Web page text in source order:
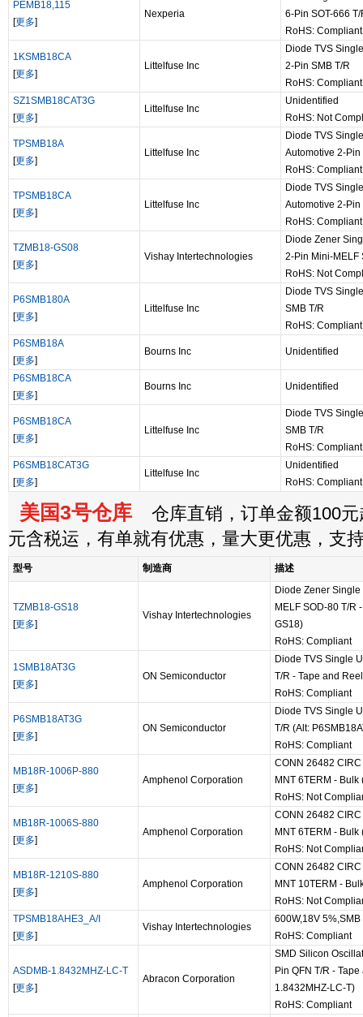
PEMB18,115
[更多]
Nexperia
6-Pin SOT-666 T/
RoHS:
1KSMB18CA
[更多]
Littelfuse Inc
Diode TVS
2-Pin SMB T/R
RoHS:
SZ1SMB18CAT3G
[更多]
Littelfuse Inc
Unidentified
RoHS: Not
TPSMB18A
[更多]
Littelfuse Inc
Diode TVS
Automotive 2-Pin
RoHS: Compliant
TPSMB18CA
[更多]
Littelfuse Inc
Diode TVS
Automotive 2-Pin
RoHS: Compliant
TZMB18-GS08
[更多]
Vishay Intertechnologies
Diode Zener
2-Pin Mini-MELF
RoHS: Not
P6SMB180A
[更多]
Littelfuse Inc
Diode TVS
SMB T/R
RoHS: Compliant
P6SMB18A
[更多]
Bourns Inc Unidentified
P6SMB18CA
[更多]
Bourns Inc Unidentified
P6SMB18CA
[更多]
Littelfuse Inc
Diode TVS
SMB T/R
RoHS: Compliant
P6SMB18CAT3G
[更多]
Littelfuse Inc
Unidentified
RoHS: Compliant
美国3号仓库 仓库直销，订单金额100元
元含税运，有单就有优惠，量大更优惠，支
型号 制造商 描述
TZMB18-GS18
[更多]
Vishay Intertechnologies
Diode Zener
MELF SOD-80 T/R
GS18)
RoHS: Compliant
1SMB18AT3G
[更多]
ON Semiconductor
Diode TVS Single
T/R - Tape and
RoHS: Compliant
P6SMB18AT3G
[更多]
ON Semiconductor
Diode TVS Single
T/R (Alt:
RoHS: Compliant
MB18R-1006P-880
[更多]
Amphenol Corporation
CONN 26482
MNT 6TERM -
RoHS: Not
MB18R-1006S-880
[更多]
Amphenol Corporation
CONN 26482
MNT 6TERM -
RoHS: Not
MB18R-1210S-880
[更多]
Amphenol Corporation
CONN 26482
MNT 10TERM -
RoHS: Not
TPSMB18AHE3_A/I
[更多]
Vishay Intertechnologies
600W,18V
RoHS: Compliant
ASDMB-1.8432MHZ-LC-T
[更多]
Abracon Corporation
SMD Silicon
Pin QFN T/R -
1.8432MHZ-LC-T)
RoHS: Compliant